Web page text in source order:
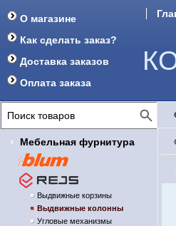
О магазине
Как сделать заказ?
Доставка заказов
Оплата заказа
Мебельная фурнитура
Выдвижные корзины
Выдвижные колонны
Угловые механизмы